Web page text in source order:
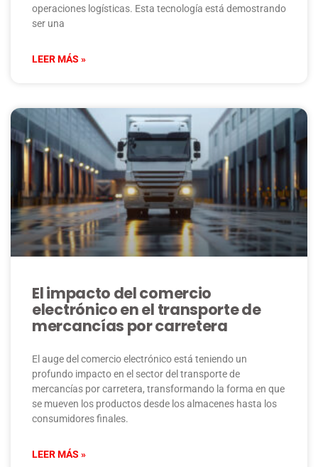
operaciones logísticas. Esta tecnología está demostrando
ser una
LEER MÁS »
El impacto del comercio
electrónico en el transporte de
mercancías por carretera
El auge del comercio electrónico está teniendo un
profundo impacto en el sector del transporte de
mercancías por carretera, transformando la forma en que
se mueven los productos desde los almacenes hasta los
consumidores finales.
LEER MÁS »